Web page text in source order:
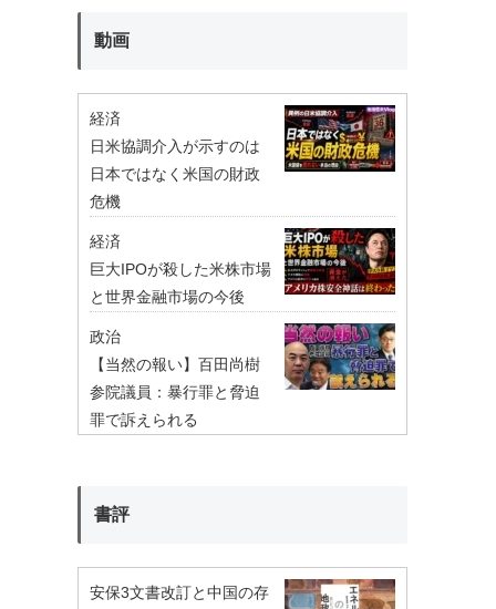
動画
経済
日米協調介入が示すのは
日本ではなく米国の財政
危機
経済
巨大IPOが殺した米株市場
と世界金融市場の今後
政治
【当然の報い】百田尚樹
参院議員：暴行罪と脅迫
罪で訴えられる
書評
安保3文書改訂と中国の存